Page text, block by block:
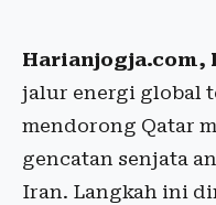
Harianjogja.com,
jalur energi global
mendorong Qatar
gencatan senjata
Iran. Langkah ini